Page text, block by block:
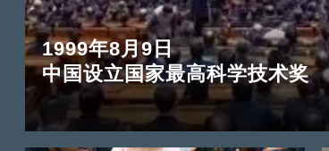
1999年8月9日
中国设立国家最高科学技术奖